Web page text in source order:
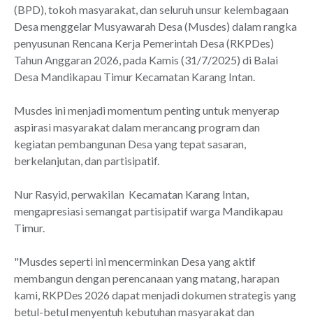
(BPD), tokoh masyarakat, dan seluruh unsur kelembagaan
Desa menggelar Musyawarah Desa (Musdes) dalam rangka
penyusunan Rencana Kerja Pemerintah Desa (RKPDes)
Tahun Anggaran 2026, pada Kamis (31/7/2025) di Balai
Desa Mandikapau Timur Kecamatan Karang Intan.
Musdes ini menjadi momentum penting untuk menyerap
aspirasi masyarakat dalam merancang program dan
kegiatan pembangunan Desa yang tepat sasaran,
berkelanjutan, dan partisipatif.
Nur Rasyid, perwakilan Kecamatan Karang Intan,
mengapresiasi semangat partisipatif warga Mandikapau
Timur.
"Musdes seperti ini mencerminkan Desa yang aktif
membangun dengan perencanaan yang matang, harapan
kami, RKPDes 2026 dapat menjadi dokumen strategis yang
betul-betul menyentuh kebutuhan masyarakat dan